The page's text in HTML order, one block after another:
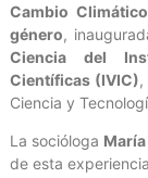
Cambio
género,
Ciencia del
Científicas (IVIC),
Ciencia y
La socióloga
de esta